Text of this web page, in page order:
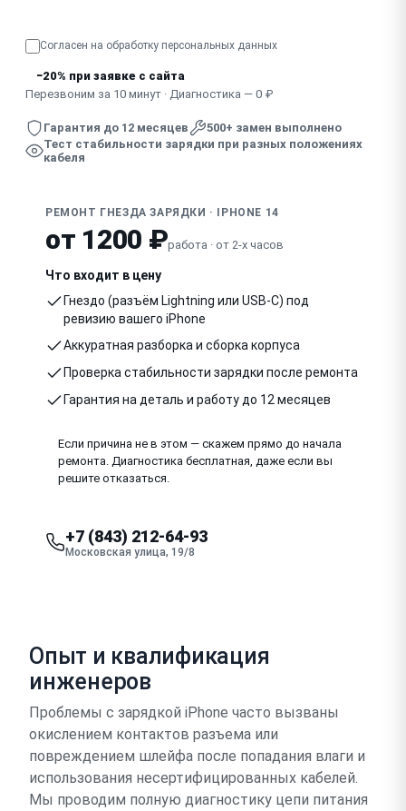
Согласен на обработку персональных данных
−20% при заявке с сайта
Перезвоним за 10 минут · Диагностика — 0 ₽
Гарантия до 12 месяцев
500+ замен выполнено
Тест стабильности зарядки при разных положениях
кабеля
РЕМОНТ ГНЕЗДА ЗАРЯДКИ · IPHONE 14
от 1200 ₽работа · от 2-х часов
Что входит в цену
Гнездо (разъём Lightning или USB-C) под
ревизию вашего iPhone
Аккуратная разборка и сборка корпуса
Проверка стабильности зарядки после ремонта
Гарантия на деталь и работу до 12 месяцев
Если причина не в этом — скажем прямо до начала
ремонта. Диагностика бесплатная, даже если вы
решите отказаться.
+7 (843) 212-64-93
Московская улица, 19/8
Опыт и квалификация
инженеров
Проблемы с зарядкой iPhone часто вызваны
окислением контактов разъема или
повреждением шлейфа после попадания влаги и
использования несертифицированных кабелей.
Мы проводим полную диагностику цепи питания